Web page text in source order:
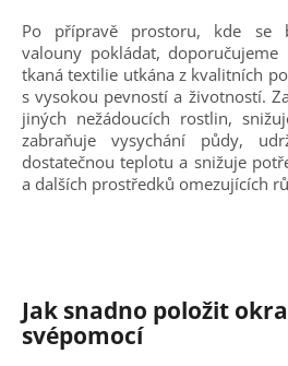
Po přípravě prostoru, kde se
valouny pokládat, doporučujeme
tkaná textilie utkána z kvalitních
s vysokou pevností a životností.
jiných nežádoucích rostlin,
zabraňuje vysychání půdy,
dostatečnou teplotu a snižuje
a dalších prostředků omezujících
Jak snadno položit
svépomocí